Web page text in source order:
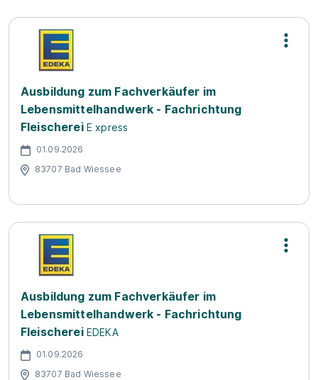
Ausbildung zum Fachverkäufer im
Lebensmittelhandwerk - Fachrichtung
Fleischerei E xpress
01.09.2026
83707 Bad Wiessee
Ausbildung zum Fachverkäufer im
Lebensmittelhandwerk - Fachrichtung
Fleischerei EDEKA
01.09.2026
83707 Bad Wiessee